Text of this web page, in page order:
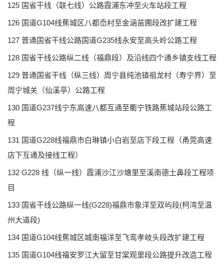
125 国省干线（联七线）公路霞浦东冲至火车站段工程
126 国道G104线蕉城区八都岙村至金涵苗圃段改扩建工程
127 普通国省干线公路国道G235线永安至高头岭公路工程
128 国省干线公路纵二线（福鼎段）及沿线四个通乡镇支线工程
129 普通国省干线（纵三线）周宁县纯池镇祖龙村（寿宁界）至
周宁城关（仙溪亭）公路工程
130 国道G237线宁东高速八都互通至衢宁铁路蕉城站段公路工
程
131 国道G228线福鼎市白琳镇小白岩至店下段工程（甬莞高速
店下互通及接线工程）
132 G228 线（纵一线）霞浦沙江沙塘里至溪南德土鼻段工程项
目
133 国省干线公路纵一线(G228)福鼎市象洋至双屿段(柯湾至温
州大道段)
134 国道G104线蕉城区城南福洋至飞鸾孝岐头段改扩建工程
135 国道G104线福安罗江大留至甘棠观里段公路提升改造工程